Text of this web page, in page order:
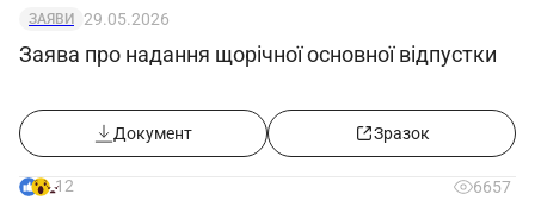
ЗАЯВИ 29.05.2026
Заява про надання щорічної основної відпустки
Документ Зразок
12
6657